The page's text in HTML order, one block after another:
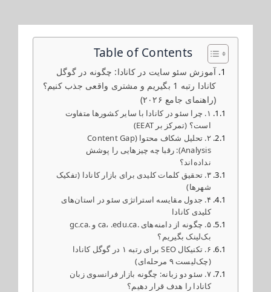
Table of Contents
آموزش سئو سایت در کانادا: چگونه در گوگل
کانادا رتبه 1 بگیریم و مشتری واقعی جذب کنیم؟
(راهنمای جامع ۲۰۲۶)
۱. چرا سئو در کانادا با سایر کشورها متفاوت
است؟ (تمرکز بر EEAT)
۲. تحلیل شکاف محتوا (Content Gap
Analysis): رقبا چه چیزهایی را پوشش
نداده‌اند؟
۳. تحقیق کلمات کلیدی برای بازار کانادا (تفکیک
شهرها)
۴. جدول مقایسه استراتژی سئو در استان‌های
کلیدی کانادا
۵. چگونه از دامنه‌های .ca، .edu.ca و .gc.ca
بک‌لینک بگیریم؟
۶. تکنیکال SEO برای رتبه ۱ در گوگل کانادا
(چک‌لیست ۹ مرحله‌ای)
۷. سئو دو زبانه: چگونه بازار فرانسوی زبان
کانادا را هدف قرار دهیم؟